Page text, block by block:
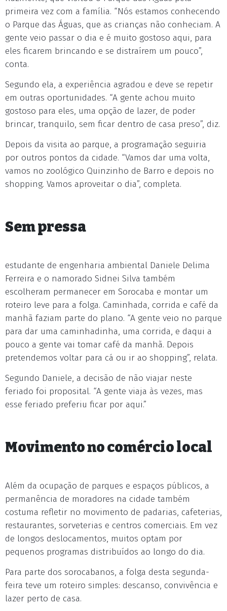
primeira vez com a família. “Nós estamos conhecendo
o Parque das Águas, que as crianças não conheciam. A
gente veio passar o dia e é muito gostoso aqui, para
eles ficarem brincando e se distraírem um pouco”,
conta.
Segundo ela, a experiência agradou e deve se repetir
em outras oportunidades. “A gente achou muito
gostoso para eles, uma opção de lazer, de poder
brincar, tranquilo, sem ficar dentro de casa preso”, diz.
Depois da visita ao parque, a programação seguiria
por outros pontos da cidade. “Vamos dar uma volta,
vamos no zoológico Quinzinho de Barro e depois no
shopping. Vamos aproveitar o dia”, completa.
Sem pressa
estudante de engenharia ambiental Daniele Delima
Ferreira e o namorado Sidnei Silva também
escolheram permanecer em Sorocaba e montar um
roteiro leve para a folga. Caminhada, corrida e café da
manhã faziam parte do plano. “A gente veio no parque
para dar uma caminhadinha, uma corrida, e daqui a
pouco a gente vai tomar café da manhã. Depois
pretendemos voltar para cá ou ir ao shopping”, relata.
Segundo Daniele, a decisão de não viajar neste
feriado foi proposital. “A gente viaja às vezes, mas
esse feriado preferiu ficar por aqui.”
Movimento no comércio local
Além da ocupação de parques e espaços públicos, a
permanência de moradores na cidade também
costuma refletir no movimento de padarias, cafeterias,
restaurantes, sorveterias e centros comerciais. Em vez
de longos deslocamentos, muitos optam por
pequenos programas distribuídos ao longo do dia.
Para parte dos sorocabanos, a folga desta segunda-
feira teve um roteiro simples: descanso, convivência e
lazer perto de casa.